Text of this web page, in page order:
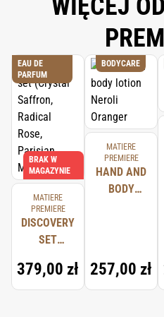
WIĘCEJ
EAU DE
PARFUM
BRAK W
MAGAZYNIE
MATIERE
PREMIERE
DISCOVERY
SET
SAFFRON,
RADICAL
379,00 zł
BODYCARE
MATIERE
PREMIERE
HAND AND
BODY
257,00 zł